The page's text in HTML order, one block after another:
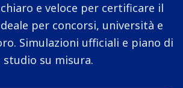
e veloce per certificare il
per concorsi, università e
Simulazioni ufficiali e piano di
studio su misura.